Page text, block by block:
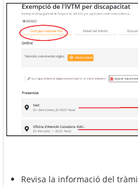
Revisa la informació del